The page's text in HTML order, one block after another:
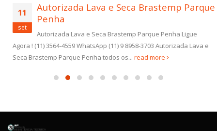
11
set
Autorizada Lava e Seca Brastemp Parque
Penha
Autorizada Lava e Seca Brastemp Parque Penha Ligue
Agora ! (11) 3564-4559 WhatsApp (11) 9 8958-3703 Autorizada Lava e
Seca Brastemp Parque Penha todos os...read more